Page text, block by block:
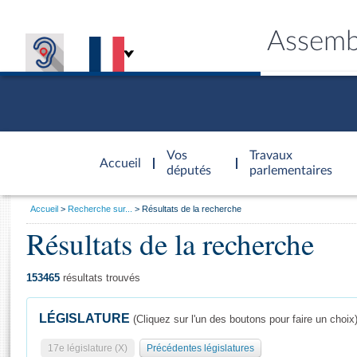
Accueil
d'accueil
Vos
députés
Travaux
parlementaires
Général
Vous
Accueil Recherche sur... Résultats de la recherche
Résultats de la recherche
153465 résultats trouvés
LÉGISLATURE (Cliquez sur l'un des boutons pour faire un choix)
17e législature (X) Précédentes législatures